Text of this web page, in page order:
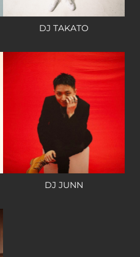
DJ TAKATO
DJ JUNN